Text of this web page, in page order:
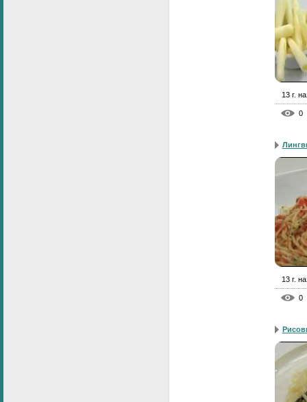
13 г.
0
13 г.
0